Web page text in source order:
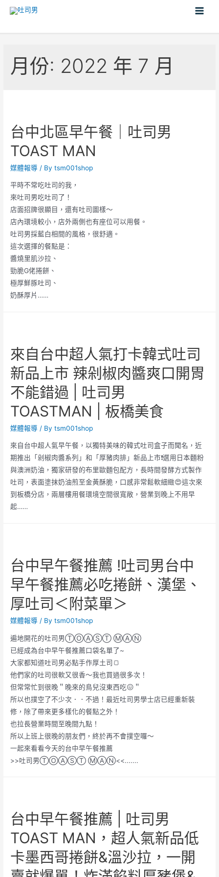
月份: 2022 年 7 月
台中北區早午餐｜吐司男
TOAST MAN
媒體報導 / Bytsm001shop
平時不常吃吐司的我，
來吐司男吃吐司了！
店面招牌很顯目，還有吐司圖樣～
店內環境較小，店外兩側也有座位可以用餐。
吐司男採藍白相間的風格，很舒適。
這次選擇的餐點是：
醬燒里肌沙拉、
勁脆G佬捲餅、
極厚鮮豚吐司、
奶酥厚片……
來自台中超人氣打卡韓式吐司
新品上市 辣剁椒肉醬爽口開胃
不能錯過 | 吐司男
TOASTMAN | 板橋美食
媒體報導 / Bytsm001shop
來自台中超人氣早午餐，以獨特美味的韓式吐司盒子而聞名，近
期推出「剁椒肉醬系列」和「厚豬肉排」新品上市❗選用日本麵粉
與澳洲奶油，獨家研發的布里歐麵包配方，長時間發酵方式製作
吐司，表面塗抹奶油煎至金黃酥脆，口感非常鬆軟細緻😍這次來
到板橋分店，兩層樓用餐環境空間很寬敞，營業到晚上不用早
起……
台中早午餐推薦 !吐司男台中
早午餐推薦必吃捲餅、漢堡、
厚吐司＜附菜單＞
媒體報導 / Bytsm001shop
遍地開花的吐司男ⓉⓄⒶⓈⓉ ⓂⒶⓃ
已經成為台中早午餐推薦口袋名單了~
大家都知道吐司男必點手作厚土司🍞
他們家的吐司很軟又很香～我也買過很多次！
但常常忙到很晚＂晚來的鳥兒沒東西吃😖＂
所以也撲空了不少次．．不過！最近吐司男學士店已經重新裝
修，除了帶來更多樣化的餐點之外！
也拉長營業時間至晚間九點！
所以上班上很晚的朋友們，終於再不會撲空囉～
一起來看看今天的台中早午餐推薦
>>吐司男ⓉⓄⒶⓈⓉ ⓂⒶⓃ<<.......
台中早午餐推薦 | 吐司男
TOAST MAN，超人氣新品低
卡墨西哥捲餅&溫沙拉，一開